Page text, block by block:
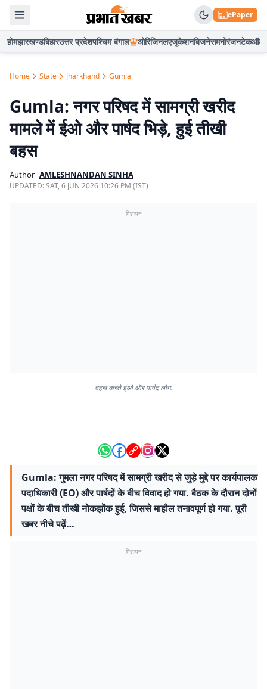
ePaper
होमझारखण्डबिहारउत्तर प्रदेशपश्चिम बंगाल ओरिजिनलएजुकेशनबिजनेसमनोरंजनटेकऑटो
Home State Jharkhand Gumla
Gumla: नगर परिषद में सामग्री खरीद
मामले में ईओ और पार्षद भिड़े, हुई तीखी
बहस
Author AMLESHNANDAN SINHA
UPDATED:SAT, 6 JUN 2026 10:26 PM (IST)
विज्ञापन
बहस करते ईओ और पार्षद लोग.
Gumla: गुमला नगर परिषद में सामग्री खरीद से जुड़े मुद्दे पर कार्यपालक
पदाधिकारी (EO) और पार्षदों के बीच विवाद हो गया. बैठक के दौरान दोनों
पक्षों के बीच तीखी नोकझोंक हुई, जिससे माहौल तनावपूर्ण हो गया. पूरी
खबर नीचे पढ़ें…
विज्ञापन